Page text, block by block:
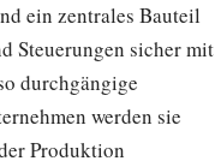
ein zentrales Bauteil
Steuerungen sicher mit
durchgängige
werden sie
Produktion